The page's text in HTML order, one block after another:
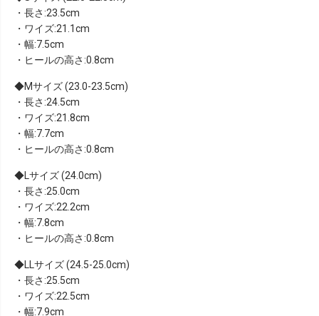
・長さ:23.5cm
・ワイズ:21.1cm
・幅:7.5cm
・ヒールの高さ:0.8cm
Mサイズ (23.0-23.5cm)
・長さ:24.5cm
・ワイズ:21.8cm
・幅:7.7cm
・ヒールの高さ:0.8cm
Lサイズ (24.0cm)
・長さ:25.0cm
・ワイズ:22.2cm
・幅:7.8cm
・ヒールの高さ:0.8cm
LLサイズ (24.5-25.0cm)
・長さ:25.5cm
・ワイズ:22.5cm
・幅:7.9cm